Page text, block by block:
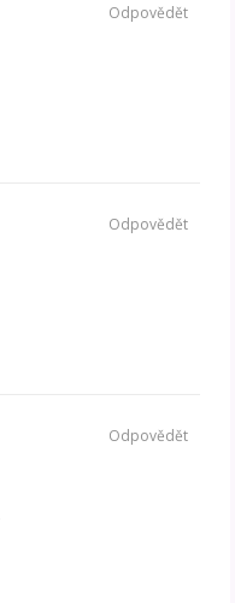
Odpovědět
Odpovědět
Odpovědět